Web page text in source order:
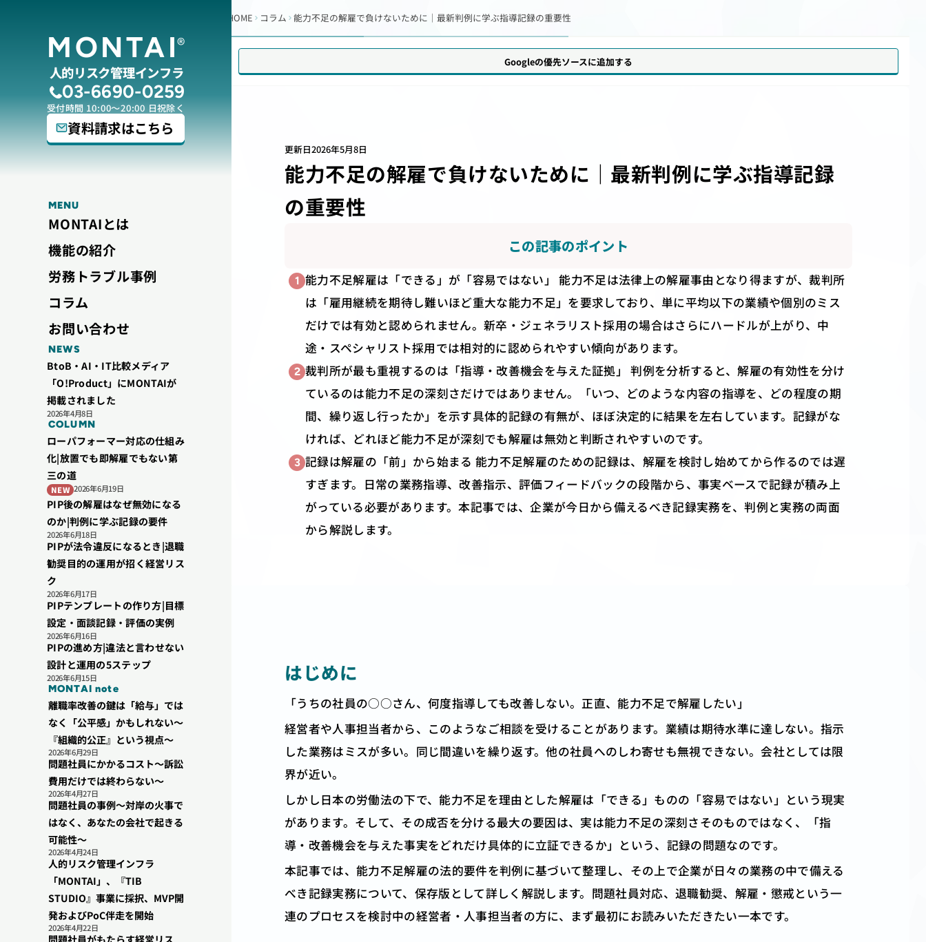
MONTAI®
人的リスク管理インフラ
03-6690-0259
受付時間 10:00～20:00 日祝除く
資料請求はこちら
MENU
MONTAIとは
機能の紹介
労務トラブル事例
コラム
お問い合わせ
NEWS
BtoB・AI・IT比較メディア
「O!Product」にMONTAIが
掲載されました
2026年4月8日
COLUMN
ローパフォーマー対応の仕組み
化|放置でも即解雇でもない第
三の道
NEW 2026年6月19日
PIP後の解雇はなぜ無効になる
のか|判例に学ぶ記録の要件
2026年6月18日
PIPが法令違反になるとき|退職
勧奨目的の運用が招く経営リス
ク
2026年6月17日
PIPテンプレートの作り方|目標
設定・面談記録・評価の実例
2026年6月16日
PIPの進め方|違法と言わせない
設計と運用の5ステップ
2026年6月15日
MONTAI note
離職率改善の鍵は「給与」では
なく「公平感」かもしれない〜
『組織的公正』という視点〜
2026年6月29日
問題社員にかかるコスト〜訴訟
費用だけでは終わらない〜
2026年4月27日
問題社員の事例〜対岸の火事で
はなく、あなたの会社で起きる
可能性〜
2026年4月24日
人的リスク管理インフラ
「MONTAI」、『TIB
STUDIO』事業に採択、MVP開
発およびPoC伴走を開始
2026年4月22日
HOME コラム 能力不足の解雇で負けないために｜最新判例に学ぶ指導記録の重要性
Googleの優先ソースに追加する
更新日2026年5月8日
能力不足の解雇で負けないために｜最新判例に学ぶ指導記録
の重要性
この記事のポイント
1 能力不足解雇は「できる」が「容易ではない」 能力不足は法律上の解雇事由となり得ますが、裁判所
は「雇用継続を期待し難いほど重大な能力不足」を要求しており、単に平均以下の業績や個別のミス
だけでは有効と認められません。新卒・ジェネラリスト採用の場合はさらにハードルが上がり、中
途・スペシャリスト採用では相対的に認められやすい傾向があります。
2 裁判所が最も重視するのは「指導・改善機会を与えた証拠」 判例を分析すると、解雇の有効性を分け
ているのは能力不足の深刻さだけではありません。「いつ、どのような内容の指導を、どの程度の期
間、繰り返し行ったか」を示す具体的記録の有無が、ほぼ決定的に結果を左右しています。記録がな
ければ、どれほど能力不足が深刻でも解雇は無効と判断されやすいのです。
3 記録は解雇の「前」から始まる 能力不足解雇のための記録は、解雇を検討し始めてから作るのでは遅
すぎます。日常の業務指導、改善指示、評価フィードバックの段階から、事実ベースで記録が積み上
がっている必要があります。本記事では、企業が今日から備えるべき記録実務を、判例と実務の両面
から解説します。
はじめに
「うちの社員の○○さん、何度指導しても改善しない。正直、能力不足で解雇したい」
経営者や人事担当者から、このようなご相談を受けることがあります。業績は期待水準に達しない。指示
した業務はミスが多い。同じ間違いを繰り返す。他の社員へのしわ寄せも無視できない。会社としては限
界が近い。
しかし日本の労働法の下で、能力不足を理由とした解雇は「できる」ものの「容易ではない」という現実
があります。そして、その成否を分ける最大の要因は、実は能力不足の深刻さそのものではなく、「指
導・改善機会を与えた事実をどれだけ具体的に立証できるか」という、記録の問題なのです。
本記事では、能力不足解雇の法的要件を判例に基づいて整理し、その上で企業が日々の業務の中で備える
べき記録実務について、保存版として詳しく解説します。問題社員対応、退職勧奨、解雇・懲戒という一
連のプロセスを検討中の経営者・人事担当者の方に、まず最初にお読みいただきたい一本です。